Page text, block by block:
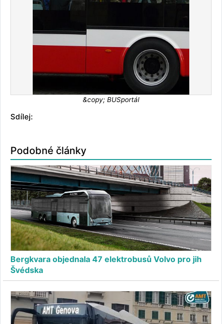
&copy; BUSportál
Sdílej:
Podobné články
Bergkvara objednala 47 elektrobusů Volvo pro jih
Švédska